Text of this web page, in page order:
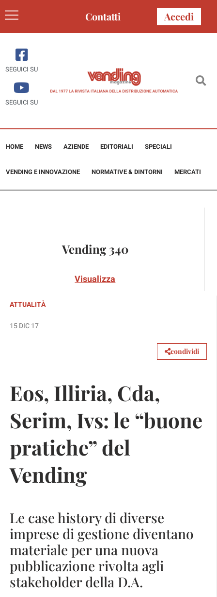
Contatti Accedi
SEGUICI SU
SEGUICI SU
HOME NEWS AZIENDE EDITORIALI SPECIALI
VENDING E INNOVAZIONE NORMATIVE & DINTORNI MERCATI
Vending 340
Visualizza
ATTUALITÀ
15 DIC 17
condividi
Eos, Illiria, Cda,
Serim, Ivs: le “buone
pratiche” del
Vending
Le case history di diverse
imprese di gestione diventano
materiale per una nuova
pubblicazione rivolta agli
stakeholder della D.A.